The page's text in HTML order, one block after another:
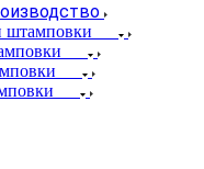
штамповки